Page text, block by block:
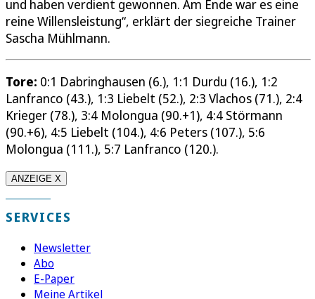
und haben verdient gewonnen. Am Ende war es eine
reine Willensleistung“, erklärt der siegreiche Trainer
Sascha Mühlmann.
Tore: 0:1 Dabringhausen (6.), 1:1 Durdu (16.), 1:2
Lanfranco (43.), 1:3 Liebelt (52.), 2:3 Vlachos (71.), 2:4
Krieger (78.), 3:4 Molongua (90.+1), 4:4 Störmann
(90.+6), 4:5 Liebelt (104.), 4:6 Peters (107.), 5:6
Molongua (111.), 5:7 Lanfranco (120.).
ANZEIGE X
SERVICES
Newsletter
Abo
E-Paper
Meine Artikel